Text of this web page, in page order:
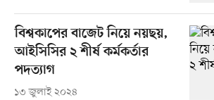
বিশ্বকাপের বাজেট নিয়ে নয়ছয়,
আইসিসির ২ শীর্ষ কর্মকর্তার
পদত্যাগ
১৩ জুলাই ২০২৪